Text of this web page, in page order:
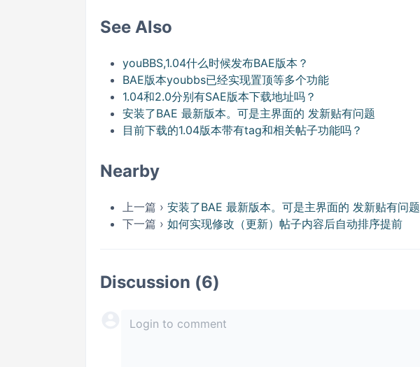
See Also
youBBS,1.04什么时候发布BAE版本？
BAE版本youbbs已经实现置顶等多个功能
1.04和2.0分别有SAE版本下载地址吗？
安装了BAE 最新版本。可是主界面的 发新贴有问题
目前下载的1.04版本带有tag和相关帖子功能吗？
Nearby
上一篇 › 安装了BAE 最新版本。可是主界面的 发新贴有问题
下一篇 › 如何实现修改（更新）帖子内容后自动排序提前
Discussion (6)